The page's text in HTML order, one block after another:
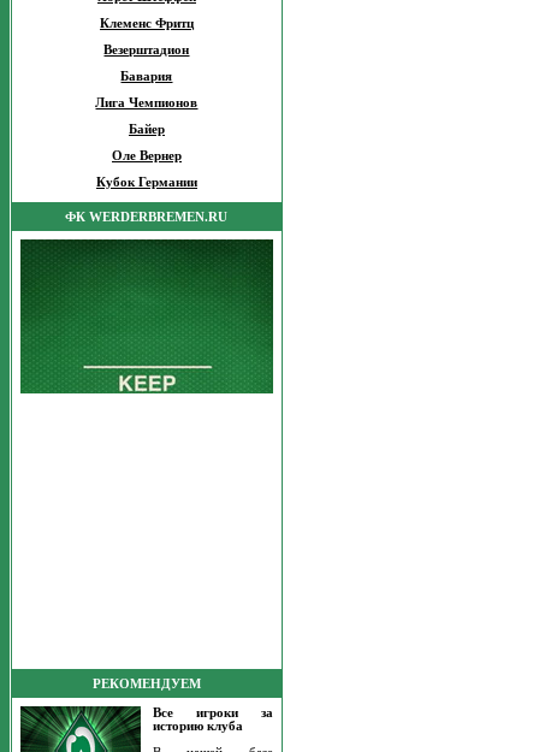
Клеменс Фритц
Везерштадион
Бавария
Лига Чемпионов
Байер
Оле Вернер
Кубок Германии
ФК WERDERBREMEN.RU
РЕКОМЕНДУЕМ
Все игроки за
историю клуба